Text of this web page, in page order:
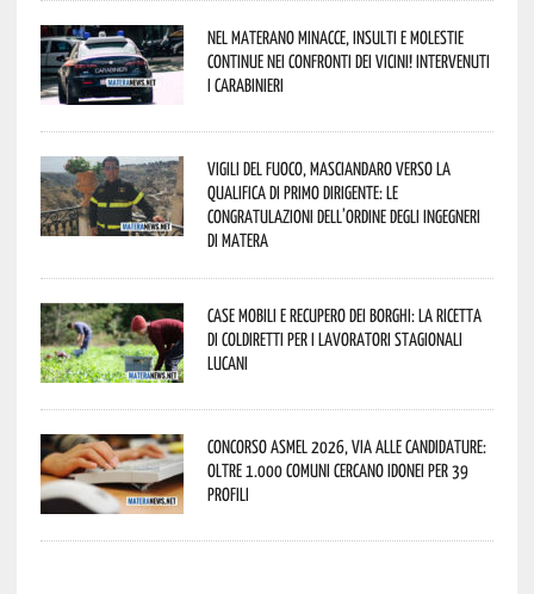
Nel materano minacce, insulti e molestie
continue nei confronti dei vicini! Intervenuti
i Carabinieri
Vigili del Fuoco, Masciandaro verso la
qualifica di Primo Dirigente: le
congratulazioni dell’Ordine degli Ingegneri
di Matera
Case mobili e recupero dei borghi: la ricetta
di Coldiretti per i lavoratori stagionali
lucani
Concorso Asmel 2026, via alle candidature:
oltre 1.000 Comuni cercano idonei per 39
profili